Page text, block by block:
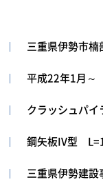
三重県伊勢市楠
平成22年1月～
クラッシュパイ
鋼矢板IV型
三重県伊勢建設